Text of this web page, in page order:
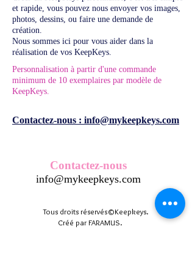
et rapide, vous pouvez nous envoyer vos images,
photos, dessins, ou faire une demande de
création.
Nous sommes ici pour vous aider dans la
réalisation de vos KeepKeys.
Personnalisation à partir d'une commande
minimum de 10 exemplaires par modèle de
KeepKeys.
Contactez-nous : info@mykeepkeys.com
Contactez-nous
info@mykeepkeys.com
Tous droits réservés©Keepkeys.
Créé par FARAMUS.